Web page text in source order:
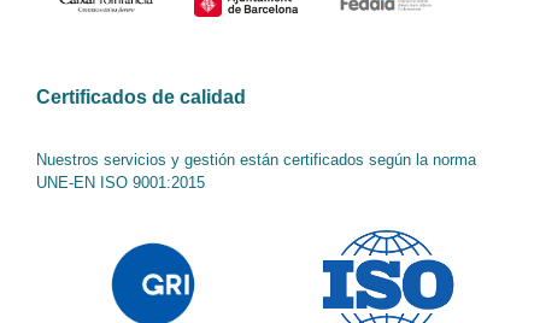
Certificados de calidad
Nuestros servicios y gestión están certificados según la norma
UNE-EN ISO 9001:2015